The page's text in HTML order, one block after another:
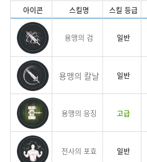
아이콘 스킬명 스킬 등급
용맹의 검 일반
용맹의 칼날 일반
용맹의 응징 고급
전사의 포효 일반